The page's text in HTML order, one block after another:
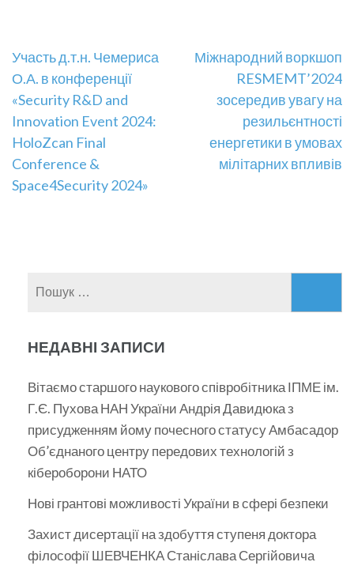
Навігація
записів
Участь д.т.н. Чемериса
О.А. в конференції
«Security R&D and
Innovation Event 2024:
HoloZcan Final
Conference &
Space4Security 2024»
Міжнародний воркшоп
RESMEMT’2024
зосередив увагу на
резильєнтності
енергетики в умовах
мілітарних впливів
НЕДАВНІ ЗАПИСИ
Вітаємо старшого наукового співробітника ІПМЕ ім.
Г.Є. Пухова НАН України Андрія Давидюка з
присудженням йому почесного статусу Амбасадор
Об’єднаного центру передових технологій з
кібероборони НАТО
Нові грантові можливості України в сфері безпеки
Захист дисертації на здобуття ступеня доктора
філософії ШЕВЧЕНКА Станіслава Сергійовича